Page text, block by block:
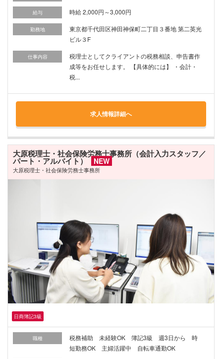
給与 時給 2,000円～3,000円
勤務地
東京都千代田区神田神保町二丁目３番地 第二英光
ビル３F
仕事内容
税理士としてクライアントの税務相談、申告書作
成等をお任せします。 【具体的には】 ・会計・
税...
求人情報詳細へ
大原税理士・社会保険労務士事務所（会計入力スタッフ／
パート・アルバイト） NEW
大原税理士・社会保険労務士事務所
日商簿記3級
職種
税務補助 未経験OK 簿記3級 週3日から 時
短勤務OK 主婦活躍中 自転車通勤OK